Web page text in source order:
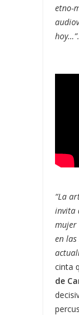
etno-
hoy…”.
“La
invita
mujer
en
cinta
de